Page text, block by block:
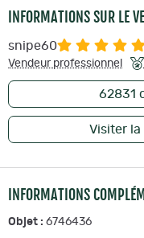
INFORMATIONS SUR LE
snipe60
Vendeur professionnel
62831
Visiter
INFORMATIONS
Objet : 6746436